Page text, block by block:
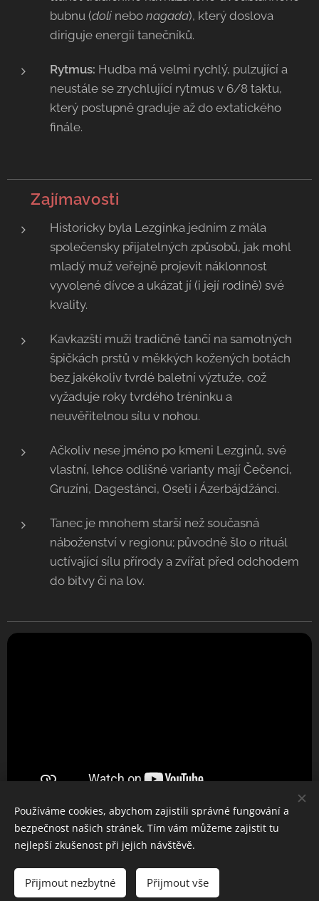
bubnu (doli nebo nagada), který doslova
diriguje energii tanečníků.
Rytmus: Hudba má velmi rychlý, pulzující a
neustále se zrychlující rytmus v 6/8 taktu,
který postupně graduje až do extatického
finále.
💡 Zajímavosti
Historicky byla Lezginka jedním z mála
společensky přijatelných způsobů, jak mohl
mladý muž veřejně projevit náklonnost
vyvolené dívce a ukázat jí (i její rodině) své
kvality.
Kavkazští muži tradičně tančí na samotných
špičkách prstů v měkkých kožených botách
bez jakékoliv tvrdé baletní výztuže, což
vyžaduje roky tvrdého tréninku a
neuvěřitelnou sílu v nohou.
Ačkoliv nese jméno po kmeni Lezginů, své
vlastní, lehce odlišné varianty mají Čečenci,
Gruzíni, Dagestánci, Oseti i Ázerbájdžánci.
Tanec je mnohem starší než současná
náboženství v regionu; původně šlo o rituál
uctívající sílu přírody a zvířat před odchodem
do bitvy či na lov.
Vytvořeno službou Webnode
Používáme cookies, abychom zajistili správné fungování a
bezpečnost našich stránek. Tím vám můžeme zajistit tu
nejlepší zkušenost při jejich návštěvě.
Přijmout nezbytné Přijmout vše